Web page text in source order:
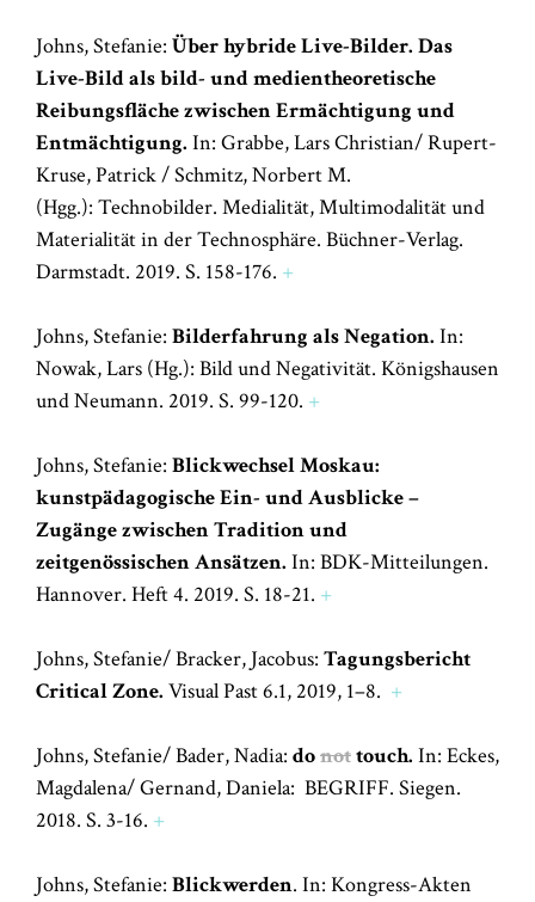
Johns, Stefanie: Über hybride Live-Bilder. Das
Live-Bild als bild- und medientheoretische
Reibungsfläche zwischen Ermächtigung und
Entmächtigung. In: Grabbe, Lars Christian/ Rupert-
Kruse, Patrick / Schmitz, Norbert M.
(Hgg.): Technobilder. Medialität, Multimodalität und
Materialität in der Technosphäre. Büchner-Verlag.
Darmstadt. 2019. S. 158-176. +
Johns, Stefanie: Bilderfahrung als Negation. In:
Nowak, Lars (Hg.): Bild und Negativität. Königshausen
und Neumann. 2019. S. 99-120. +
Johns, Stefanie: Blickwechsel Moskau:
kunstpädagogische Ein- und Ausblicke –
Zugänge zwischen Tradition und
zeitgenössischen Ansätzen. In: BDK-Mitteilungen.
Hannover. Heft 4. 2019. S. 18-21. +
Johns, Stefanie/ Bracker, Jacobus: Tagungsbericht
Critical Zone. Visual Past 6.1, 2019, 1–8. +
Johns, Stefanie/ Bader, Nadia: donottouch. In: Eckes,
Magdalena/ Gernand, Daniela: BEGRIFF. Siegen.
2018. S. 3-16. +
Johns, Stefanie: Blickwerden. In: Kongress-Akten